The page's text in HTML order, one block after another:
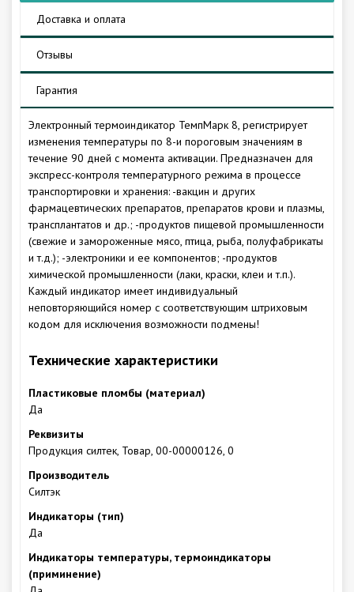
Доставка и оплата
Отзывы
Гарантия
Электронный термоиндикатор ТемпМарк 8, регистрирует
изменения температуры по 8-и пороговым значениям в
течение 90 дней с момента активации. Предназначен для
экспресс-контроля температурного режима в процессе
транспортировки и хранения: -вакцин и других
фармацевтических препаратов, препаратов крови и плазмы,
трансплантатов и др.; -продуктов пищевой промышленности
(свежие и замороженные мясо, птица, рыба, полуфабрикаты
и т.д.); -электроники и ее компонентов; -продуктов
химической промышленности (лаки, краски, клеи и т.п.).
Каждый индикатор имеет индивидуальный
неповторяющийся номер с соответствующим штриховым
кодом для исключения возможности подмены!
Технические характеристики
Пластиковые пломбы (материал)
Да
Реквизиты
Продукция силтек, Товар, 00-00000126, 0
Производитель
Силтэк
Индикаторы (тип)
Да
Индикаторы температуры, термоиндикаторы
(приминение)